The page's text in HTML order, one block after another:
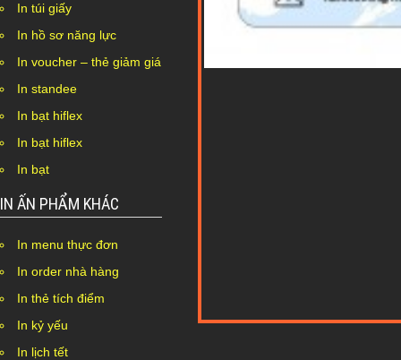
In túi giấy
In hồ sơ năng lực
In voucher – thẻ giảm giá
In standee
In bạt hiflex
In bạt hiflex
In bạt
IN ẤN PHẨM KHÁC
In menu thực đơn
In order nhà hàng
In thẻ tích điểm
In kỷ yếu
In lịch tết